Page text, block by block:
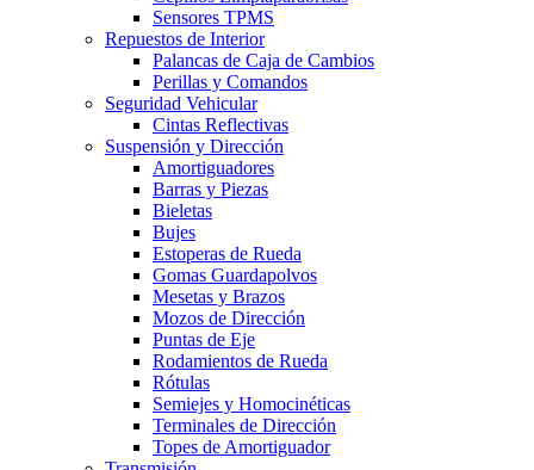
Sensores TPMS
Repuestos de Interior
Palancas de Caja de Cambios
Perillas y Comandos
Seguridad Vehicular
Cintas Reflectivas
Suspensión y Dirección
Amortiguadores
Barras y Piezas
Bieletas
Bujes
Estoperas de Rueda
Gomas Guardapolvos
Mesetas y Brazos
Mozos de Dirección
Puntas de Eje
Rodamientos de Rueda
Rótulas
Semiejes y Homocinéticas
Terminales de Dirección
Topes de Amortiguador